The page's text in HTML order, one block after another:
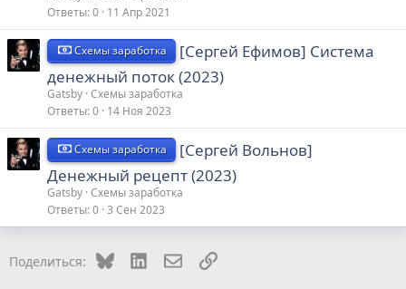
Ответы 0 11 Апр 2021
Схемы заработка
[Сергей Ефимов] Система
денежный поток (2023)
Gatsby Схемы заработка
Ответы 0 14 Ноя 2023
Схемы заработка
[Сергей Вольнов]
Денежный рецепт (2023)
Gatsby Схемы заработка
Ответы 0 3 Сен 2023
Поделиться: Bluesky LinkedInЭлектронная почта
Ссылка